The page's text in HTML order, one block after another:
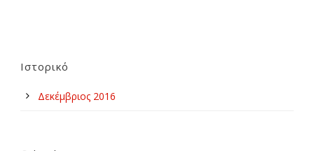
Ιστορικό
Δεκέμβριος 2016